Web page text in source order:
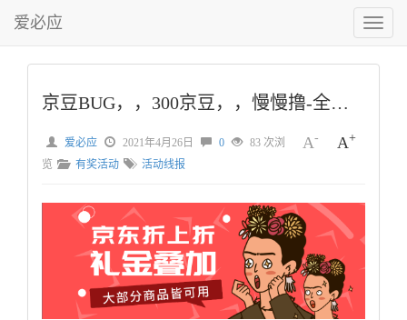
切
换
菜
爱必应
京豆BUG，，300京豆，，慢慢撸-全部都是手机用户，去掉密码贴了
A- A+
爱必应 2021年4月26日 0
83 次浏
览
有奖活动 活动线报